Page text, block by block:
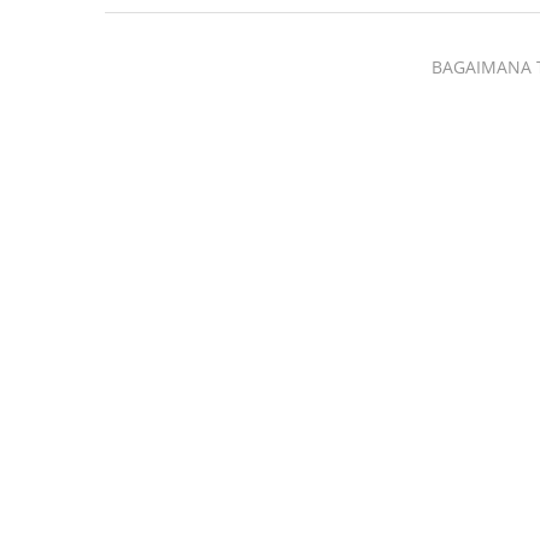
BAGAIMANA